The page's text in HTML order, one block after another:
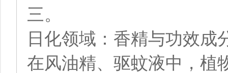
三。
日化领域：香精与功效成
在风油精、驱蚊液中，植